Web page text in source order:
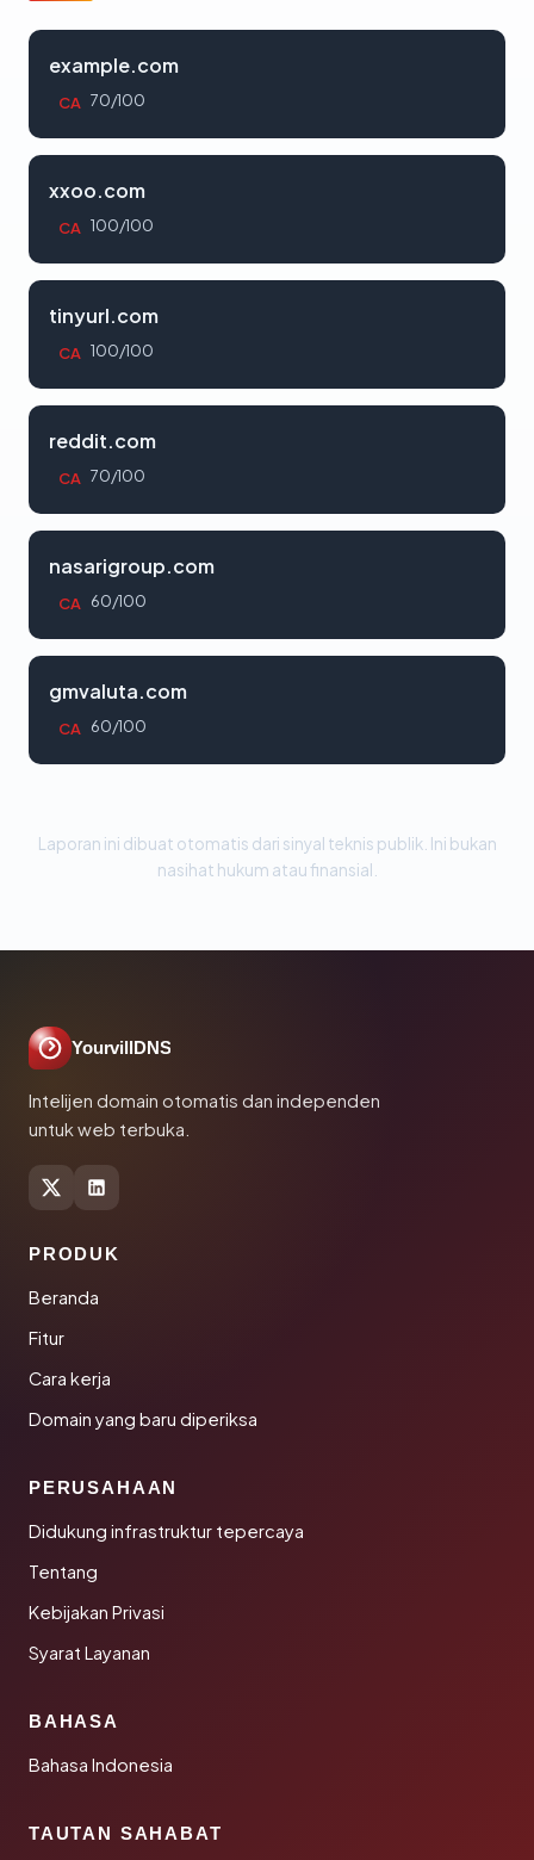
example.com
CA 70/100
xxoo.com
CA 100/100
tinyurl.com
CA 100/100
reddit.com
CA 70/100
nasarigroup.com
CA 60/100
gmvaluta.com
CA 60/100
Laporan ini dibuat otomatis dari sinyal teknis publik. Ini bukan
nasihat hukum atau finansial.
YourvillDNS
Intelijen domain otomatis dan independen
untuk web terbuka.
PRODUK
Beranda
Fitur
Cara kerja
Domain yang baru diperiksa
PERUSAHAAN
Didukung infrastruktur tepercaya
Tentang
Kebijakan Privasi
Syarat Layanan
BAHASA
Bahasa Indonesia
TAUTAN SAHABAT